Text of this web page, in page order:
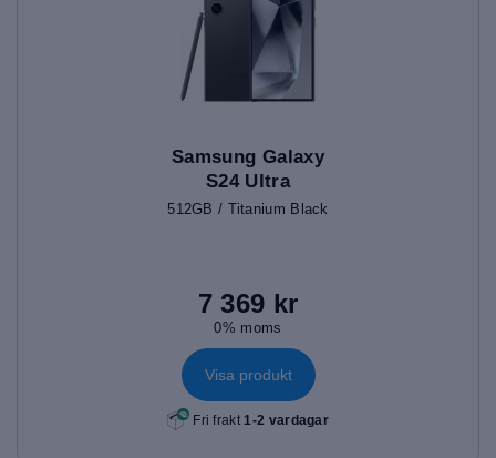
Samsung Galaxy
S24 Ultra
512GB / Titanium Black
7 369 kr
0% moms
Visa produkt
Fri frakt1-2 vardagar